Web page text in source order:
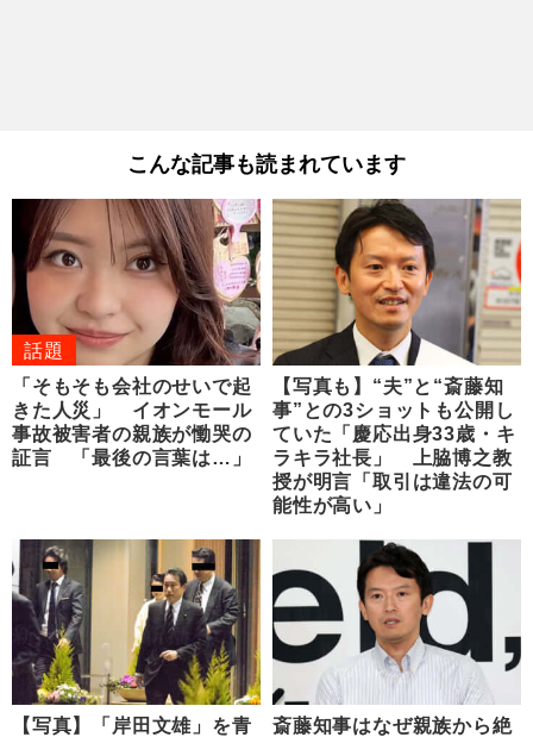
こんな記事も読まれています
話題
「そもそも会社のせいで起
きた人災」 イオンモール
事故被害者の親族が慟哭の
証言 「最後の言葉は…」
【写真も】“夫”と“斎藤知
事”との3ショットも公開し
ていた「慶応出身33歳・キ
ラキラ社長」 上脇博之教
授が明言「取引は違法の可
能性が高い」
【写真】「岸田文雄」を青
斎藤知事はなぜ親族から絶